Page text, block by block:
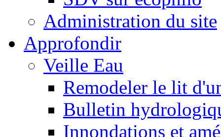
Administration du site
Approfondir
Veille Eau
Remodeler le lit
Bulletin
Innondations et